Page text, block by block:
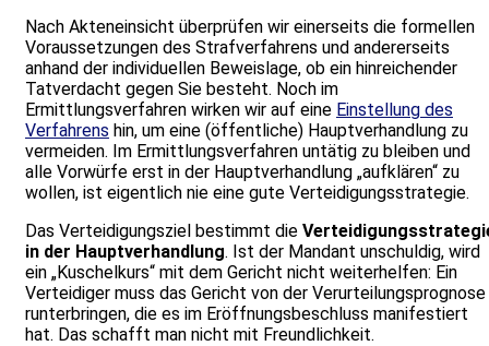
Nach Akteneinsicht überprüfen wir einerseits die formellen
Voraussetzungen des Strafverfahrens und andererseits
anhand der individuellen Beweislage, ob ein hinreichender
Tatverdacht gegen Sie besteht. Noch im
Ermittlungsverfahren wirken wir auf eine Einstellung des
Verfahrens hin, um eine (öffentliche) Hauptverhandlung zu
vermeiden. Im Ermittlungsverfahren untätig zu bleiben und
alle Vorwürfe erst in der Hauptverhandlung „aufklären“ zu
wollen, ist eigentlich nie eine gute Verteidigungsstrategie.
Das Verteidigungsziel bestimmt die
in der Hauptverhandlung. Ist der Mandant unschuldig, wird
ein „Kuschelkurs“ mit dem Gericht nicht weiterhelfen: Ein
Verteidiger muss das Gericht von der Verurteilungsprognose
runterbringen, die es im Eröffnungsbeschluss manifestiert
hat. Das schafft man nicht mit Freundlichkeit.